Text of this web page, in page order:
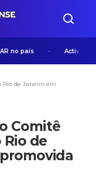
no país Active Life
Rio de Janeiro em
Comitê
de